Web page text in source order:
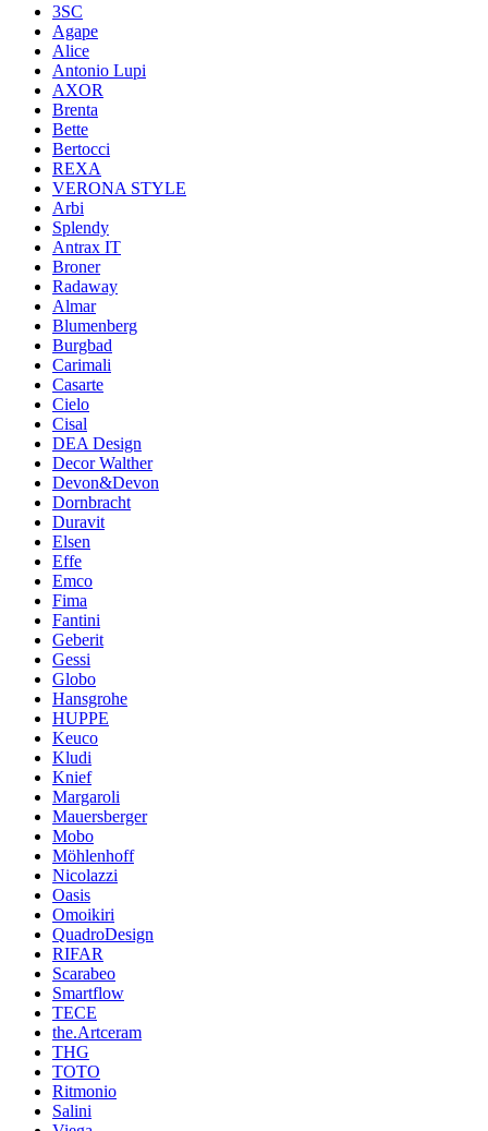
3SC
Agape
Alice
Antonio Lupi
AXOR
Brenta
Bette
Bertocci
REXA
VERONA STYLE
Arbi
Splendy
Antrax IT
Broner
Radaway
Almar
Blumenberg
Burgbad
Carimali
Casarte
Cielo
Cisal
DEA Design
Decor Walther
Devon&Devon
Dornbracht
Duravit
Elsen
Effe
Emco
Fima
Fantini
Geberit
Gessi
Globo
Hansgrohe
HUPPE
Keuco
Kludi
Knief
Margaroli
Mauersberger
Mobo
Möhlenhoff
Nicolazzi
Oasis
Omoikiri
QuadroDesign
RIFAR
Scarabeo
Smartflow
TECE
the.Artceram
THG
TOTO
Ritmonio
Salini